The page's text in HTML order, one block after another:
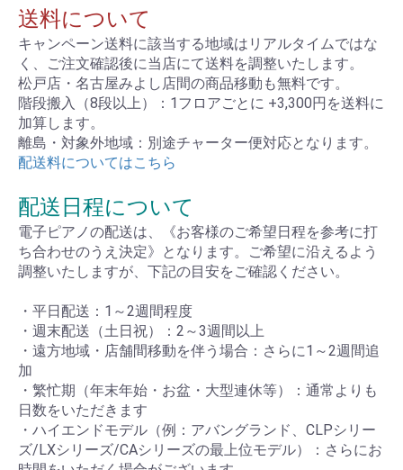
送料について
キャンペーン送料に該当する地域はリアルタイムではな
く、ご注文確認後に当店にて送料を調整いたします。
松戸店・名古屋みよし店間の商品移動も無料です。
階段搬入（8段以上）：1フロアごとに +3,300円を送料に
加算します。
離島・対象外地域：別途チャーター便対応となります。
配送料についてはこちら
配送日程について
電子ピアノの配送は、《お客様のご希望日程を参考に打
ち合わせのうえ決定》となります。ご希望に沿えるよう
調整いたしますが、下記の目安をご確認ください。
・平日配送：1～2週間程度
・週末配送（土日祝）：2～3週間以上
・遠方地域・店舗間移動を伴う場合：さらに1～2週間追
加
・繁忙期（年末年始・お盆・大型連休等）：通常よりも
日数をいただきます
・ハイエンドモデル（例：アバングランド、CLPシリー
ズ/LXシリーズ/CAシリーズの最上位モデル）：さらにお